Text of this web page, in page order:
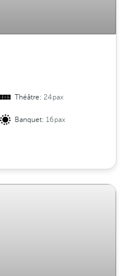
Théâtre:24pax
Banquet:16pax